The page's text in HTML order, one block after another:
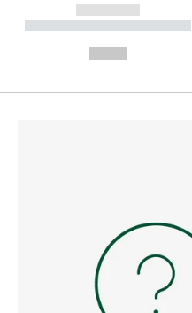
------------
----------- ----------- --------